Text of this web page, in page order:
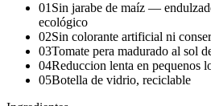
01Sin jarabe de maíz —
ecológico
02Sin colorante artificial ni
03Tomate pera madurado al sol
04Reduccion lenta en pequenos
05Botella de vidrio, reciclable